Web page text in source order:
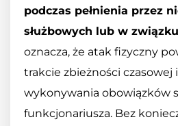
podczas pełnienia przez
służbowych lub w
oznacza, że atak fizyczny
trakcie zbieżności czasowej
wykonywania obowiązków
funkcjonariusza. Bez